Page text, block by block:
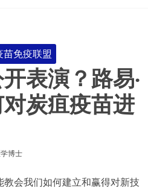
免疫联盟
表演？路易·
炭疽疫苗进
博士
会我们如何建立和赢得对新技